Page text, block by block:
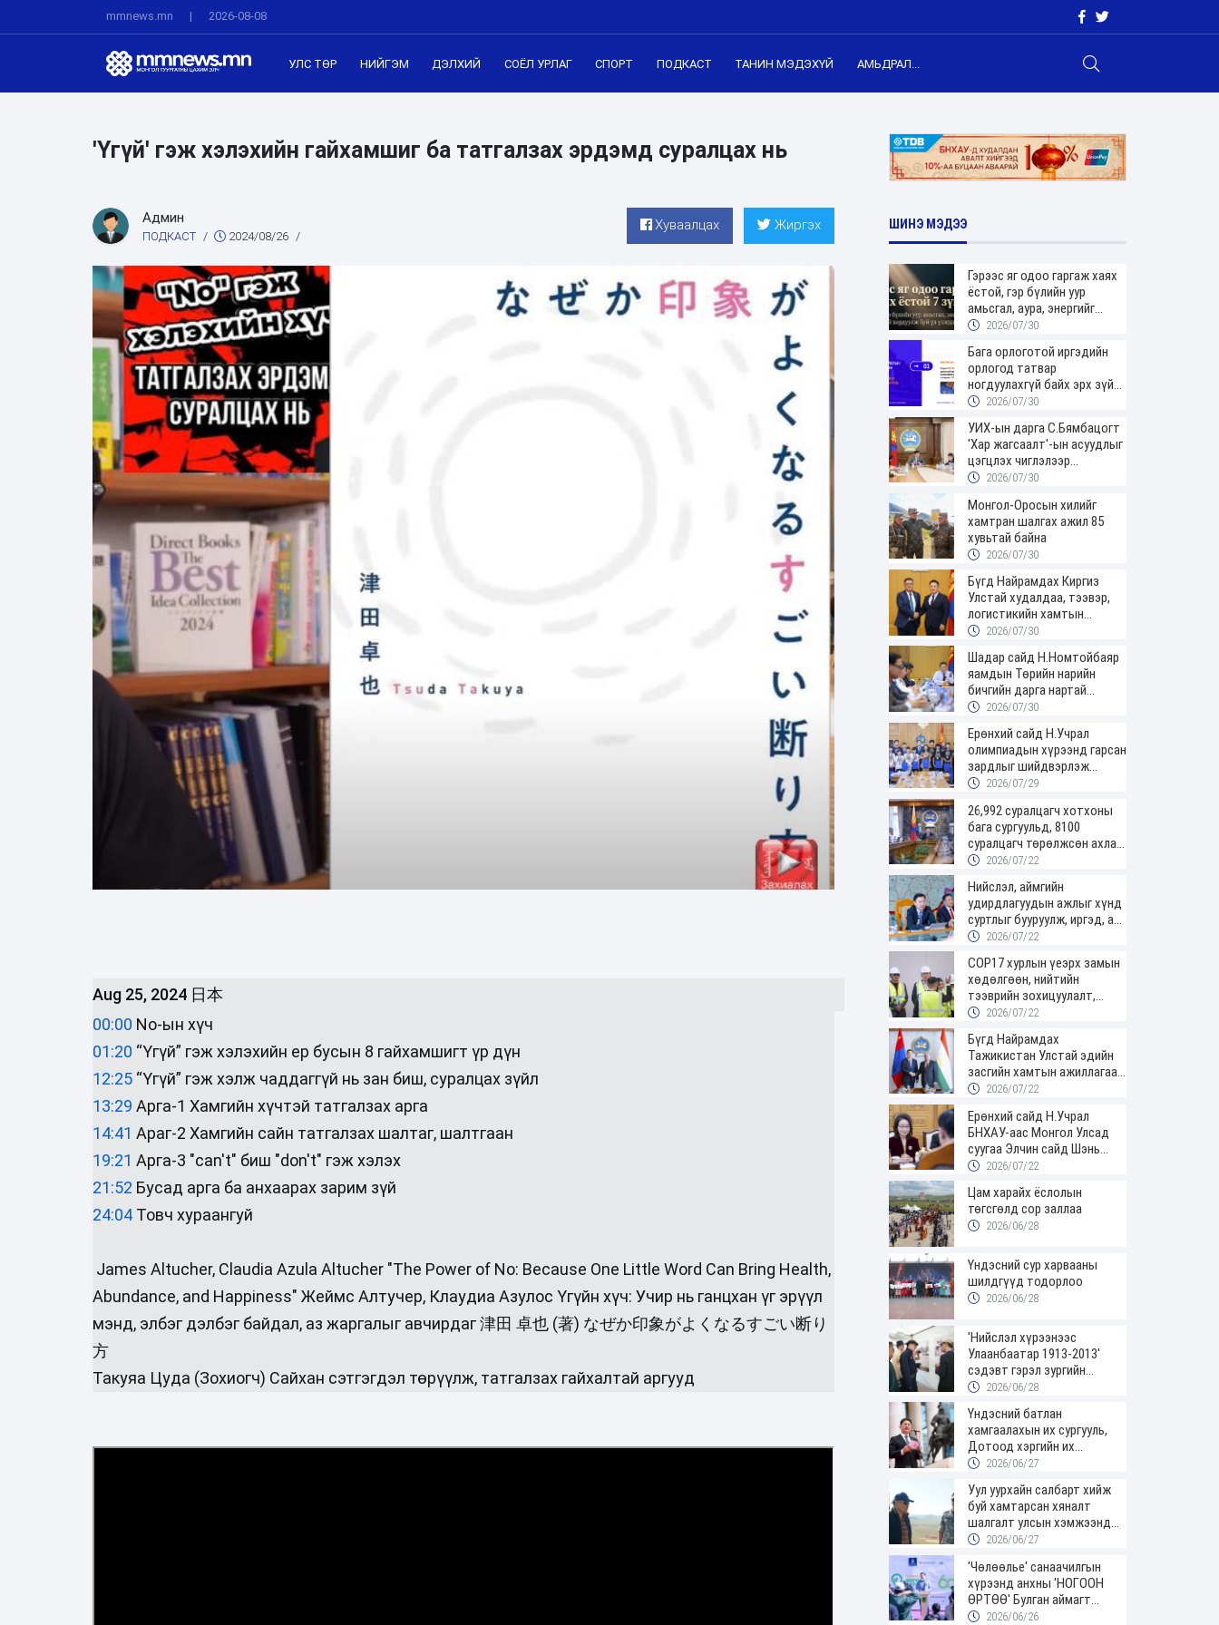
mmnews.mn | 2026-08-08
УЛС ТӨР НИЙГЭМ ДЭЛХИЙ СОЁЛ УРЛАГ СПОРТ ПОДКАСТ ТАНИН МЭДЭХҮЙ АМЬДРАЛ...
'Үгүй' гэж хэлэхийн гайхамшиг ба татгалзах эрдэмд суралцах нь‎
Админ
ПОДКАСТ / 2024/08/26 /
Хуваалцах Жиргэх
Aug 25, 2024 日本
00:00 No-ын хүч
01:20 “Үгүй” гэж хэлэхийн ер бусын 8 гайхамшигт үр дүн
12:25 “Үгүй” гэж хэлж чаддаггүй нь зан биш, суралцах зүйл
13:29 Арга-1 Хамгийн хүчтэй татгалзах арга ‎
14:41 Араг-2 Хамгийн сайн татгалзах шалтаг, шалтгаан‎
19:21 Арга-3 "can't" биш "don't" гэж хэлэх
21:52 Бусад арга ба анхаарах зарим зүй
24:04 Товч хураангуй
‎ James Altucher, Claudia Azula Altucher "The Power of No: Because One ‎Little Word Can Bring Health,
Abundance, and Happiness"‎ Жеймс Алтучер, Клаудиа Азулос Үгүйн хүч: Учир нь ганцхан үг эрүүл
‎мэнд, элбэг дэлбэг байдал, аз жаргалыг авчирдаг 津田 卓也 (著) なぜか印象がよくなるすごい断り
方
Такуяа Цуда (Зохиогч) Сайхан сэтгэгдэл төрүүлж, татгалзах гайхалтай ‎аргууд
ШИНЭ МЭДЭЭ
Гэрээс яг одоо гаргаж хаях
ёстой, гэр бүлийн уур
амьсгал, аура, энергийг
хордуулдаг 7 зүйл
2026/07/30
Бага орлоготой иргэдийн
орлогод татвар
ногдуулахгүй байх эрх зүйн
орчныг бүрдүүллээ
2026/07/30
УИХ-ын дарга С.Бямбацогт
'Хар жагсаалт'-ын асуудлыг
цэгцлэх чиглэлээр
Монголбанкны удирдлагад
үүрэг өглөө
2026/07/30
Монгол-Оросын хилийг
хамтран шалгах ажил 85
хувьтай байна
2026/07/30
Бүгд Найрамдах Киргиз
Улстай худалдаа, тээвэр,
логистикийн хамтын
ажиллагааг өргөжүүлнэ
2026/07/30
Шадар сайд Н.Номтойбаяр
яамдын Төрийн нарийн
бичгийн дарга нартай
шуурхай хуралдлаа
2026/07/30
Ерөнхий сайд Н.Учрал
олимпиадын хүрээнд гарсан
зардлыг шийдвэрлэж
өгөхөөр болов
2026/07/29
26,992 суралцагч хотхоны
бага сургуульд, 8100
суралцагч төрөлжсөн ахлах
сургуульд суралцана
2026/07/22
Нийслэл, аймгийн
удирдлагуудын ажлыг хүнд
суртлыг бууруулж, иргэд, аж
ахуйн нэгжийн ачааг хэрхэн
2026/07/22
COP17 хурлын үеэрх замын
хөдөлгөөн, нийтийн
тээврийн зохицуулалт,
сургууль, цэцэрлэг, зах,
ажиллах хуваарийг гаргаж,
иргэдэд мэдээлэхийг үүрэг
болголоо
2026/07/22
Бүгд Найрамдах
Тажикистан Улстай эдийн
засгийн хамтын ажиллагааг
өргөжүүлнэ
2026/07/22
Ерөнхий сайд Н.Учрал
БНХАУ-аас Монгол Улсад
суугаа Элчин сайд Шэнь
Миньжюанийг хүлээн авч
2026/07/22
Цам харайх ёслолын
төгсгөлд сор заллаа
2026/06/28
Үндэсний сур харвааны
шилдгүүд тодорлоо
2026/06/28
'Нийслэл хүрээнээс
Улаанбаатар 1913-2013'
сэдэвт гэрэл зургийн
үзэсгэлэнгээр зочиллоо
2026/06/28
Үндэсний батлан
хамгаалахын их сургууль,
Дотоод хэргийн их
сургуулийн төгсөгчид
авлаа
2026/06/27
Уул уурхайн салбарт хийж
буй хамтарсан хяналт
шалгалт улсын хэмжээнд
үргэлжилж байна
2026/06/27
'Чөлөөлье' санаачилгын
хүрээнд анхны 'НОГООН
ӨРТӨӨ' Булган аймагт
нээгдлээ
2026/06/26